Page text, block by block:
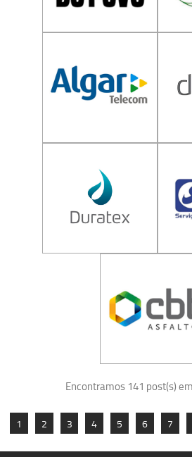
Encontramos 141 post(s)
1 2 3 4 5 6 7